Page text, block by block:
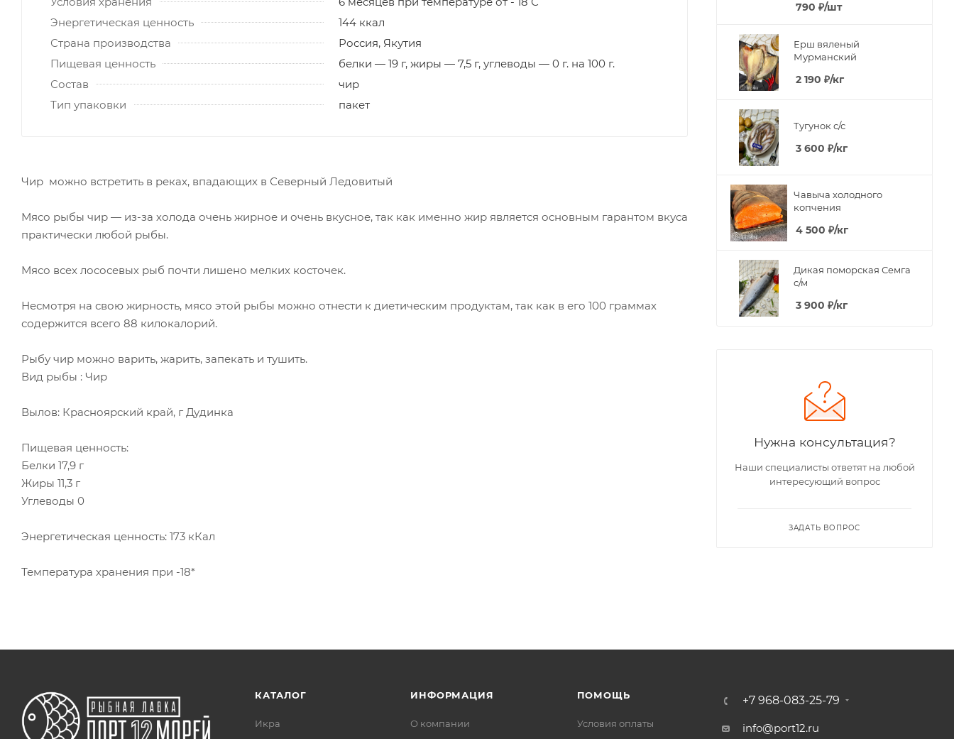
Энергетическая ценность
144 ккал
Страна производства
Россия, Якутия
Пищевая ценность
белки — 19 г, жиры — 7,5 г, углеводы — 0 г. на 100 г.
Состав
чир
Тип упаковки
пакет
Чир можно встретить в реках, впадающих в Северный Ледовитый
Мясо рыбы чир — из-за холода очень жирное и очень вкусное, так как именно жир является основным гарантом вкуса
практически любой рыбы.
Мясо всех лососевых рыб почти лишено мелких косточек.
Несмотря на свою жирность, мясо этой рыбы можно отнести к диетическим продуктам, так как в его 100 граммах
содержится всего 88 килокалорий.
Рыбу чир можно варить, жарить, запекать и тушить.
Вид рыбы : Чир
Вылов: Красноярский край, г Дудинка
Пищевая ценность:
Белки 17,9 г
Жиры 11,3 г
Углеводы 0
Энергетическая ценность: 173 кКал
Температура хранения при -18*
790 ₽/шт
Ерш вяленый
Мурманский
2 190 ₽/кг
Тугунок с/с
3 600 ₽/кг
Чавыча холодного
копчения
4 500 ₽/кг
Дикая поморская Семга
с/м
3 900 ₽/кг
Нужна консультация?
Наши специалисты ответят на любой
интересующий вопрос
ЗАДАТЬ ВОПРОС
КАТАЛОГ
Икра
ИНФОРМАЦИЯ
О компании
ПОМОЩЬ
Условия оплаты
+7 968-083-25-79
info@port12.ru